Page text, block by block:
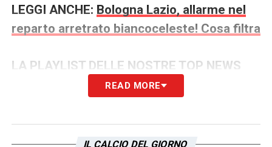
LEGGI ANCHE: Bologna Lazio, allarme nel
reparto arretrato biancoceleste! Cosa filtra
LA PLAYLIST DELLE NOSTRE TOP NEWS
READ MORE
IL CALCIO DEL GIORNO